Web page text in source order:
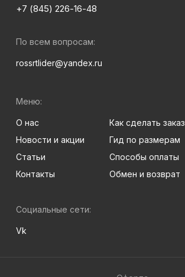
+7 (845) 226-16-48
По всем вопросам:
rossrtlider@yandex.ru
Меню:
О нас
Новости и акции
Статьи
Контакты
Как сделать заказ
Гид по размерам
Способы оплаты
Обмен и возврат
Социальные сети:
Vk